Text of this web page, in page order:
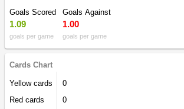
Goals Scored
1.09
goals per game
Goals Against
1.00
goals per game
Cards Chart
Yellow cards
0
Red cards
0